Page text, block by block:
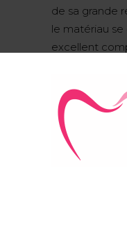
de sa grande
le matériau se
excellent
de la teinte et
multicouche
d’obtenir
naturels.